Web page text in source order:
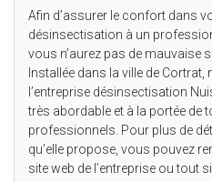
Afin d’assurer le confort dans
désinsectisation à un
vous n’aurez pas de mauvaise
Installée dans la ville de Cortrat,
l’entreprise désinsectisation
très abordable et à la portée de
professionnels. Pour plus de
qu’elle propose, vous pouvez
site web de l’entreprise ou tout